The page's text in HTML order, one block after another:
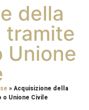
della
tramite
Unione
»Acquisizione della
o Unione Civile